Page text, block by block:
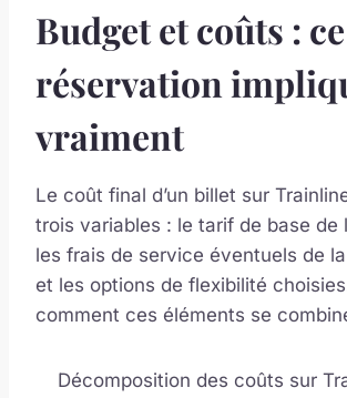
Budget et coûts :
réservation
vraiment
Le coût final d’un billet sur
trois variables : le tarif de base de
les frais de service éventuels de
et les options de flexibilité
comment ces éléments se
Décomposition des coûts sur